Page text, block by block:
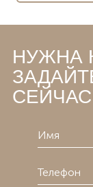
НУЖНА